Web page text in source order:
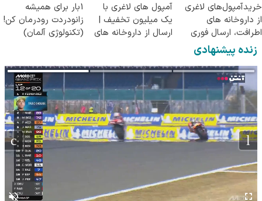
خریدآمپول‌های لاغری
از داروخانه های
اطرافت، ارسال فوری
همراه با پک یخ!
آمپول های لاغری با
یک میلیون تخفیف |
ارسال از داروخانه های
1بار برای همیشه
زانودردت رودرمان کن!
(تکنولوژی آلمان)
زنده پیشنهادی